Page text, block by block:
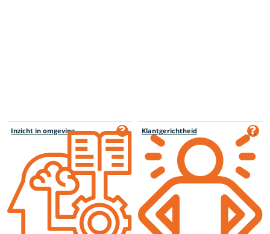
Inzicht in omgeving Klantgerichtheid